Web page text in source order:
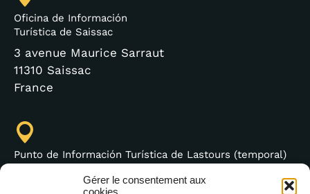
Gérer le consentement aux
cookies
Oficina de Información
Turística de Saissac
3 avenue Maurice Sarraut
11310 Saissac
France
Punto de Información Turística de Lastours (temporal)
4 moulin bas,